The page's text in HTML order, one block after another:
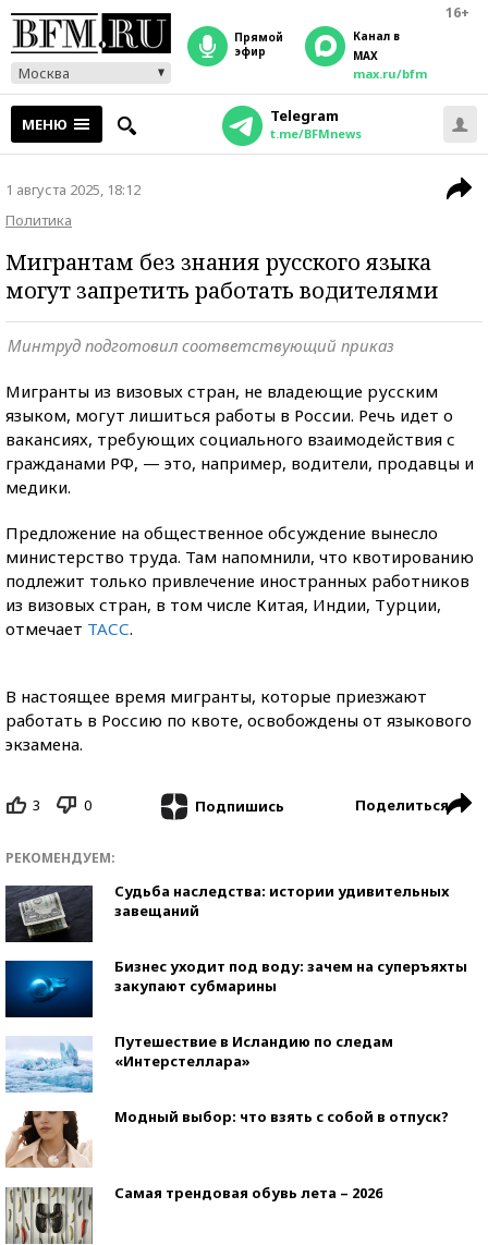
16+
Москва
прямой
эфир
Канал в
MAX
max.ru/bfm
МЕНЮ Telegram
t.me/BFMnews
1 августа 2025, 18:12
Политика
Мигрантам без знания русского языка
могут запретить работать водителями
Минтруд подготовил соответствующий приказ
Мигранты из визовых стран, не владеющие русским
языком, могут лишиться работы в России. Речь идет о
вакансиях, требующих социального взаимодействия с
гражданами РФ, — это, например, водители, продавцы и
медики.
Предложение на общественное обсуждение вынесло
министерство труда. Там напомнили, что квотированию
подлежит только привлечение иностранных работников
из визовых стран, в том числе Китая, Индии, Турции,
отмечает ТАСС.
В настоящее время мигранты, которые приезжают
работать в Россию по квоте, освобождены от языкового
экзамена.
3 0 Подпишись Поделиться
РЕКОМЕНДУЕМ:
Судьба наследства: истории удивительных
завещаний
Бизнес уходит под воду: зачем на суперъяхты
закупают субмарины
Путешествие в Исландию по следам
«Интерстеллара»
Модный выбор: что взять с собой в отпуск?
Самая трендовая обувь лета – 2026